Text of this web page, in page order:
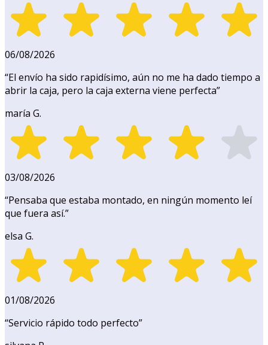
06/08/2026
“El envío ha sido rapidísimo, aún no me ha dado tiempo a
abrir la caja, pero la caja externa viene perfecta”
maría G.
03/08/2026
“Pensaba que estaba montado, en ningún momento leí
que fuera así.”
elsa G.
01/08/2026
“Servicio rápido todo perfecto”